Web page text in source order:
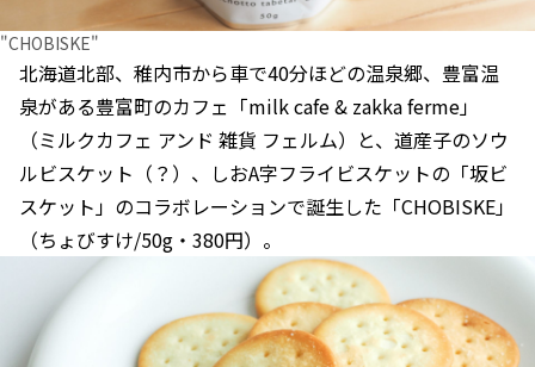
"CHOBISKE"
北海道北部、稚内市から車で40分ほどの温泉郷、豊富温
泉がある豊富町のカフェ「milk cafe & zakka ferme」
（ミルクカフェ アンド 雑貨 フェルム）と、道産子のソウ
ルビスケット（？）、しおA字フライビスケットの「坂ビ
スケット」のコラボレーションで誕生した「CHOBISKE」
（ちょびすけ/50g・380円）。